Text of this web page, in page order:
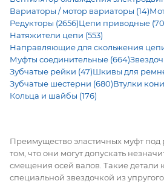
Вариаторы / мотор вариаторы (14)
Редукторы (2656)Цепи приводные
Натяжители цепи (553)
Направляющие для скольжения
Муфты соединительные (664)
Зубчатые рейки (47)Шкивы для
Зубчатые шестерни (680)Втулки
Кольца и шайбы (176)
Преимущество эластичных муфт под
том, что они могут допускать
смещения осей валов. Такие детали
специальной звездочкой из